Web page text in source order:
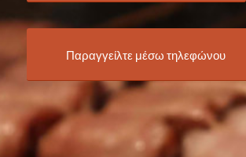
Παραγγείλτε μέσω τηλεφώνου